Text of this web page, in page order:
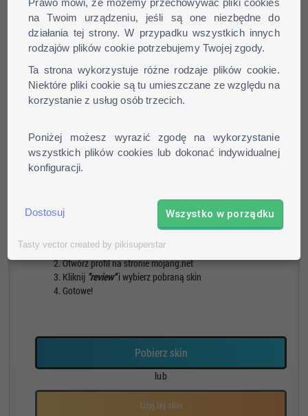
Prawo mówi, że możemy przechowywać pliki cookies
na Twoim urządzeniu, jeśli są one niezbędne do
działania tej strony. W przypadku wszystkich innych
rodzajów plików cookie potrzebujemy Twojej zgody.
Ta strona wykorzystuje różne rodzaje plików cookie.
Niektóre pliki cookie są tu umieszczane ze względu na
korzystanie z usług osób trzecich.
Poniżej możesz wyrazić zgodę na wykorzystanie
wszystkich plików cookies lub dokonać indywidualnej
konfiguracji.
Dostosuj Wszystko w porządku
Tasty vector created by pikisuperstar
Jak zainstalować skin?
Pobierz skin
Otwórz profil na stronie mojang.net
Kliknij "review"i wybierz pobraną skin
Gotowe!
Pobierz skin
lub
Użyj tej skin